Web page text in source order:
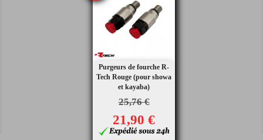
Purgeurs de fourche R-
Tech Rouge (pour showa
et kayaba)
25,76 €
21,90 €